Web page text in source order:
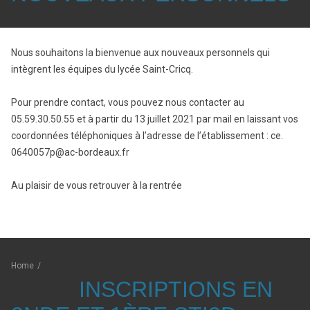
Nous souhaitons la bienvenue aux nouveaux personnels qui
intègrent les équipes du lycée Saint-Cricq.
Pour prendre contact, vous pouvez nous contacter au
05.59.30.50.55 et à partir du 13 juillet 2021 par mail en laissant vos
coordonnées téléphoniques à l’adresse de l’établissement : ce.
0640057p@ac-bordeaux.fr
Au plaisir de vous retrouver à la rentrée
Home /
INSCRIPTIONS EN